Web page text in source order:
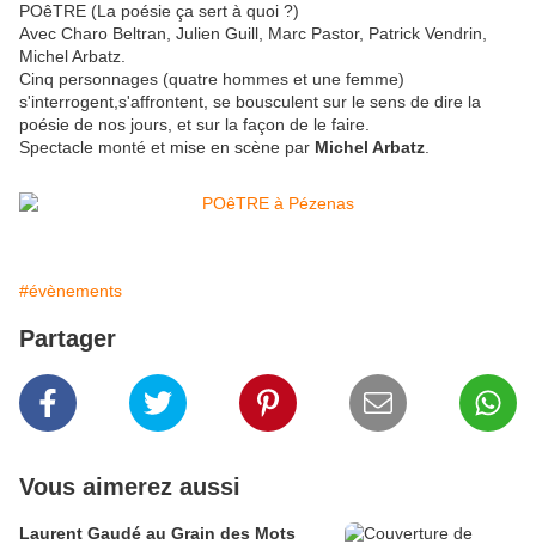
POêTRE (La poésie ça sert à quoi ?)
Avec Charo Beltran, Julien Guill, Marc Pastor, Patrick Vendrin,
Michel Arbatz.
Cinq personnages (quatre hommes et une femme)
s'interrogent,s'affrontent, se bousculent sur le sens de dire la
poésie de nos jours, et sur la façon de le faire.
Spectacle monté et mise en scène par Michel Arbatz
#évènements
Partager
Vous aimerez aussi
Laurent Gaudé au Grain des Mots